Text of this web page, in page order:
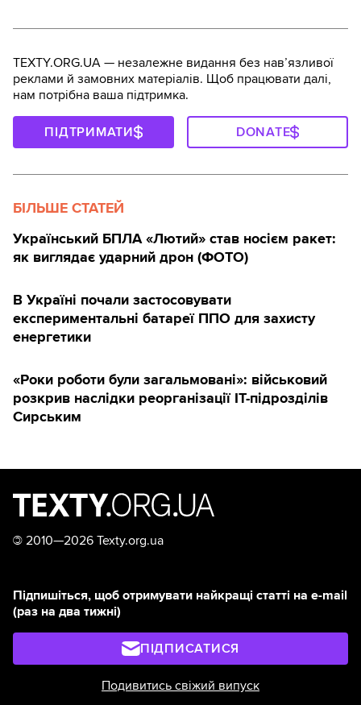
TEXTY.ORG.UA — незалежне видання без навʼязливої
реклами й замовних матеріалів. Щоб працювати далі,
нам потрібна ваша підтримка.
ПІДТРИМАТИ DONATE
БІЛЬШЕ СТАТЕЙ
Український БПЛА «Лютий» став носієм ракет:
як виглядає ударний дрон (ФОТО)
В Україні почали застосовувати
експериментальні батареї ППО для захисту
енергетики
«Роки роботи були загальмовані»: військовий
розкрив наслідки реорганізації IT-підрозділів
Сирським
© 2010—2026 Texty.org.ua
Підпишіться, щоб отримувати найкращі статті на e-mail
(раз на два тижні)
ПІДПИСАТИСЯ
Подивитись свіжий випуск